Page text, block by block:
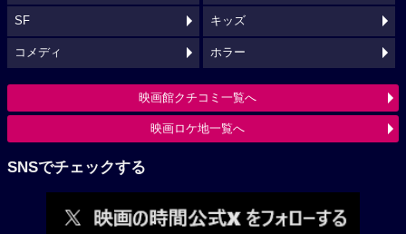
SF キッズ
コメディ ホラー
映画館クチコミ一覧へ
映画ロケ地一覧へ
SNSでチェックする